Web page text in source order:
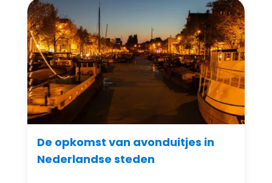
De opkomst van avonduitjes in
Nederlandse steden